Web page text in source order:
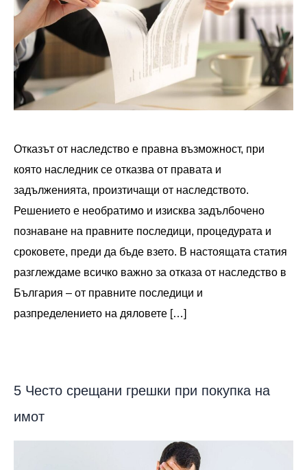
Отказът от наследство е правна възможност, при
която наследник се отказва от правата и
задълженията, произтичащи от наследството.
Решението е необратимо и изисква задълбочено
познаване на правните последици, процедурата и
сроковете, преди да бъде взето. В настоящата статия
разглеждаме всичко важно за отказа от наследство в
България – от правните последици и
разпределението на дяловете […]
5 Често срещани грешки при покупка на
имот